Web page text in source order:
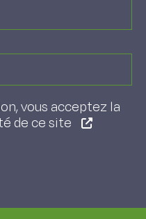
vous acceptez la
de ce site